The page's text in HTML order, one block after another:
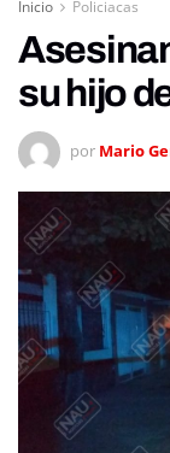
Inicio Policiacas
su hijo
por Mario